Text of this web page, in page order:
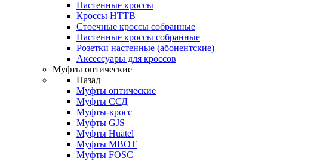
Настенные кроссы
Кроссы HTTB
Стоечные кроссы собранные
Настенные кроссы собранные
Розетки настенные (абонентские)
Аксессуары для кроссов
Муфты оптические
Назад
Муфты оптические
Муфты ССД
Муфты-кросс
Муфты GJS
Муфты Huatel
Муфты МВОТ
Муфты FOSC